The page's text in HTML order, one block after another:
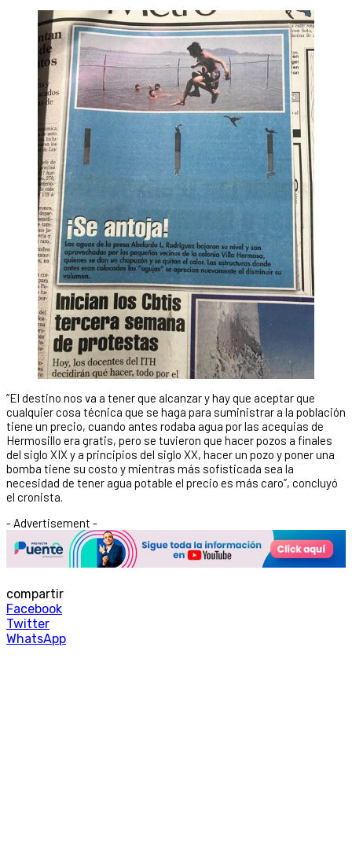
“El destino nos va a tener que alcanzar y hay que aceptar que
cualquier cosa técnica que se haga para suministrar a la población
tiene un precio, cuando antes rodaba agua por las acequias de
Hermosillo era gratis, pero se tuvieron que hacer pozos a finales
del siglo XIX y a principios del siglo XX, hacer un pozo y poner una
bomba tiene su costo y mientras más sofisticada sea la
necesidad de tener agua potable el precio es más caro”, concluyó
el cronista.
- Advertisement -
compartir
Facebook
Twitter
WhatsApp